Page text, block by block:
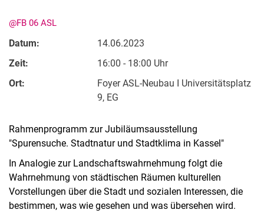
Semesterinformationen
Newsletter
Stellenausschreibungen
Publikationen
Presse- und Öffentlichkeitsarbeit
Webredaktion
@FB 06 ASL
Datum:
14.06.2023
Zeit:
16:00 - 18:00 Uhr
Ort:
Foyer ASL-Neubau I Universitätsplatz
9, EG
Rahmenprogramm zur Jubiläumsausstellung
"Spurensuche. Stadtnatur und Stadtklima in Kassel"
In Analogie zur Landschaftswahrnehmung folgt die
Wahrnehmung von städtischen Räumen kulturellen
Vorstellungen über die Stadt und sozialen Interessen, die
bestimmen, was wie gesehen und was übersehen wird.